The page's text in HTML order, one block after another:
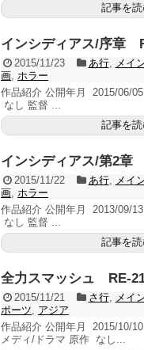
記事を読
インシディアス/序章
2015/11/23 あ行, メイ
画 ホラー
作品紹介 公開年月 2015/06/
なし 監督 ...
記事を読
インシディアス/第2章
2015/11/22 あ行, メイ
画 ホラー
作品紹介 公開年月 2013/09/
なし 監督 ...
記事を読
全力スマッシュ RE-
2015/11/21 さ行, メイ
ポーツ
アジア
作品紹介 公開年月 2015/10/
メディ/ドラマ 原作 なし...